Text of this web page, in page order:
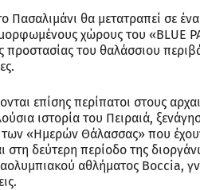
Πασαλιμάνι θα μετατραπεί σε
χώρους του «BLUE
του θαλάσσιου
επίσης περίπατοι στους
ιστορία του Πειραιά,
των «Ημερών Θάλασσας» που
στη δεύτερη περίοδο της
αθλήματος Boccia,